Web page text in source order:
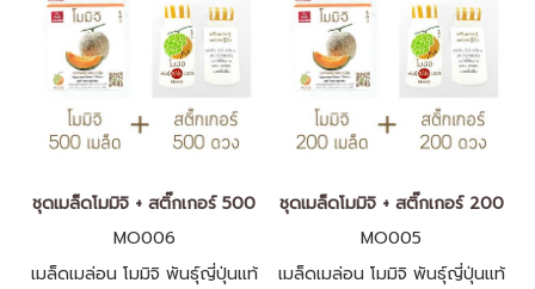
ชุดเมล็ดโมมิจิ + สติ๊กเกอร์ 500
MO006
เมล็ดเมล่อน โมมิจิ พันธุ์ญี่ปุ่นแท้
ชุดเมล็ดโมมิจิ + สติ๊กเกอร์ 200
MO005
เมล็ดเมล่อน โมมิจิ พันธุ์ญี่ปุ่นแท้